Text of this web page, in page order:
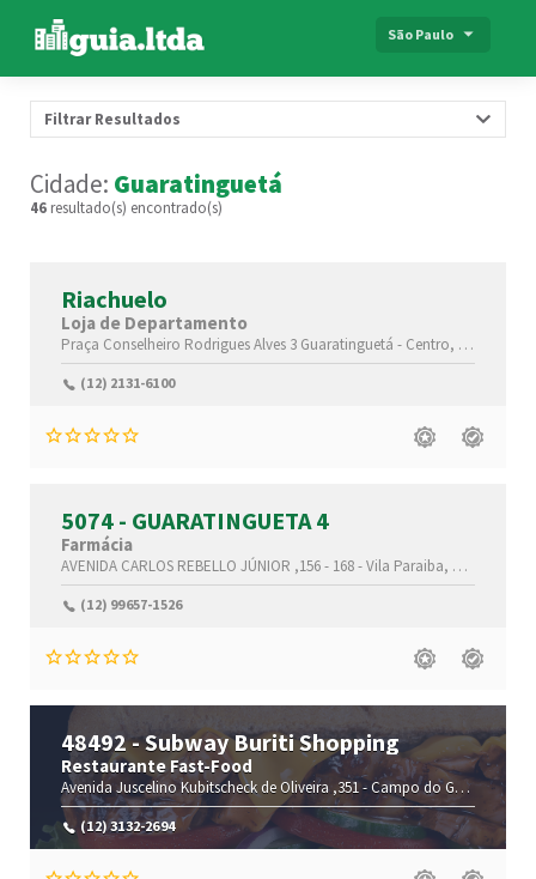
São Paulo
Filtrar Resultados
Cidade: Guaratinguetá
46 resultado(s) encontrado(s)
Riachuelo
Loja de Departamento
Praça Conselheiro Rodrigues Alves 3 Guaratinguetá - Centro, SP 12500-020
(12) 2131-6100
5074 - GUARATINGUETA 4
Farmácia
AVENIDA CARLOS REBELLO JÚNIOR ,156 - 168 -Vila Paraiba,
(12) 99657-1526
48492 - Subway Buriti Shopping
Restaurante Fast-Food
Avenida Juscelino Kubitscheck de Oliveira ,351 -Campo do Galvão,
(12) 3132-2694